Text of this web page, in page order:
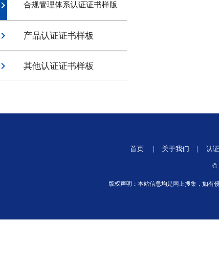
合规管理体系认证证书样版
产品认证证书样板
其他认证证书样板
首页 关于我们 认
©
版权声明：本站信息均是网上搜集，如有